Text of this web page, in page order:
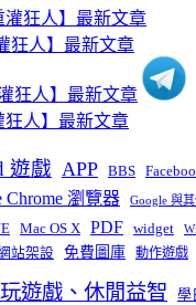
遊戲 APP BBS
Chrome 瀏覽器 Google 與
Mac OS X PDF widget
站架設 免費圖庫 動作遊戲
遊戲、休閒益智 學